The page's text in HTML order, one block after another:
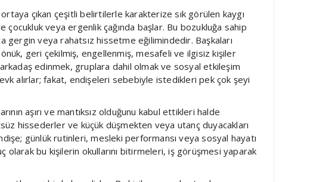
çıkan çeşitli belirtilerle karakterize sık görülen kaygı
çocukluk veya ergenlik çağında başlar. Bu bozukluğa sahip
gergin veya rahatsız hissetme eğilimindedir. Başkaları
geri çekilmiş, engellenmiş, mesafeli ve ilgisiz kişiler
edinmek, gruplara dahil olmak ve sosyal etkileşim
alırlar; fakat, endişeleri sebebiyle istedikleri pek çok şeyi
aşırı ve mantıksız olduğunu kabul ettikleri halde
hissederler ve küçük düşmekten veya utanç duyacakları
günlük rutinleri, mesleki performansı veya sosyal hayatı
bu kişilerin okullarını bitirmeleri, iş görüşmesi yaparak